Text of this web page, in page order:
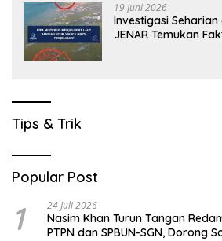
19 Juni 2026
Investigasi Seharian
JENAR Temukan
Tips & Trik
Popular Post
1 24 Juli 2026
Nasim Khan Turun Tangan
PTPN dan SPBUN-SGN, Dorong